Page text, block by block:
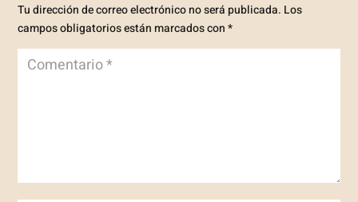
Tu dirección de correo electrónico no será publicada. Los
campos obligatorios están marcados con*